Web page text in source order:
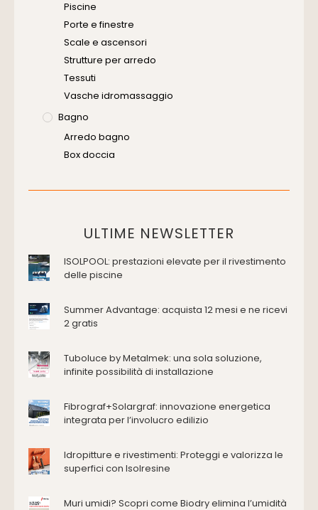
Piscine
Porte e finestre
Scale e ascensori
Strutture per arredo
Tessuti
Vasche idromassaggio
Bagno
Arredo bagno
Box doccia
Placche di comando per wc
Domotica Ed Impianti Elettrici
Edilizia
Antincendio e sicurezza
Attrezzature manuali
Cappe d'aspirazione
Consolidamento
Deumidificazione
Energie rinnovabili
Ferramenta e fissaggi
Impianti idrici e depurazione
ULTIME NEWSLETTER
ISOLPOOL: prestazioni elevate per il rivestimento
delle piscine
Summer Advantage: acquista 12 mesi e ne ricevi
2 gratis
Tuboluce by Metalmek: una sola soluzione,
infinite possibilità di installazione
Fibrograf+Solargraf: innovazione energetica
integrata per l’involucro edilizio
Idropitture e rivestimenti: Proteggi e valorizza le
superfici con Isolresine
Muri umidi? Scopri come Biodry elimina l’umidità